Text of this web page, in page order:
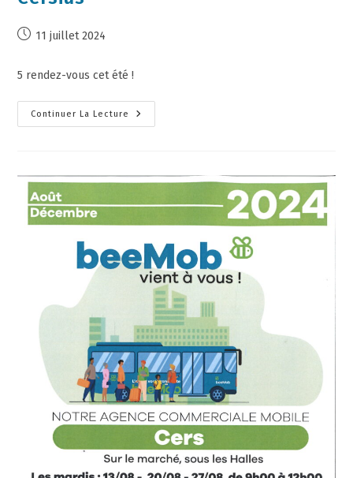
11 juillet 2024
5 rendez-vous cet été !
Continuer La Lecture